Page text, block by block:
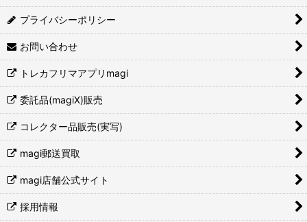
プライバシーポリシー
お問い合わせ
トレカフリマアプリmagi
委託品(magiX)販売
コレクター品販売(実写)
magi郵送買取
magi店舗公式サイト
採用情報